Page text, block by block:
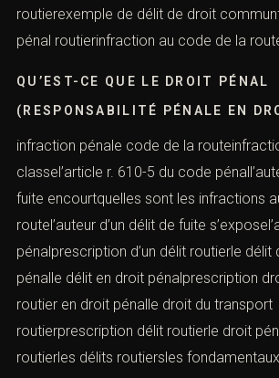
routierexemple de délit de droit
pénal routierinfraction au code de la
QU’EST-CE QUE LE DROIT PÉNAL
(RESPONSABILITÉ PÉNALE EN
infraction pénale code de la
classel’article r. 610-5 du code
fuite encourtquelles sont les infractions
routel’auteur d’un délit de fuite
pénalprescription d’un délit routierle délit
pénalle délit en droit pénalprescription
routier en droit pénalle droit du transport
routierprescription délit routierle droit
routierles délits routiersles